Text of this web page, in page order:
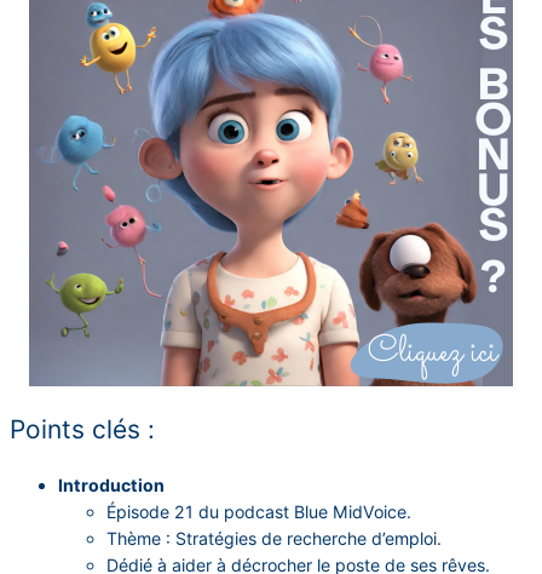
Points clés :
Introduction
Épisode 21 du podcast Blue MidVoice.
Thème : Stratégies de recherche d’emploi.
Dédié à aider à décrocher le poste de ses rêves.